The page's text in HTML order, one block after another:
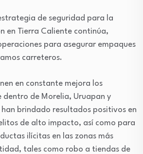
de seguridad para la
en Tierra Caliente continúa,
para asegurar empaques
carreteros.
en constante mejora los
dentro de Morelia, Uruapan y
brindado resultados positivos en
de alto impacto, así como para
ilícitas en las zonas más
tales como robo a tiendas de